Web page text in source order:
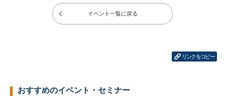
イベント一覧に戻る
リンクをコピー
おすすめのイベント・セミナー